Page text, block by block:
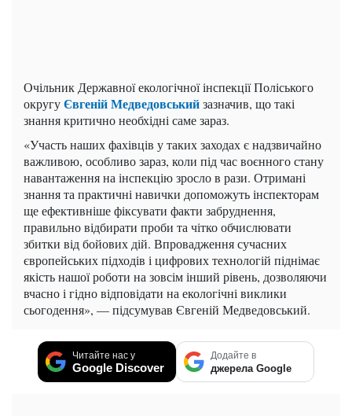
Очільник Державної екологічної інспекції Поліського
округуЄвгеній Медведовськийзазначив, що такі
знання критично необхідні саме зараз.
«Участь наших фахівців у таких заходах є надзвичайно
важливою, особливо зараз, коли під час воєнного стану
навантаження на інспекцію зросло в рази. Отримані
знання та практичні навички допоможуть інспекторам
ще ефективніше фіксувати факти забруднення,
правильно відбирати проби та чітко обчислювати
збитки від бойових дій. Впровадження сучасних
європейських підходів і цифрових технологій піднімає
якість нашої роботи на зовсім інший рівень, дозволяючи
вчасно і гідно відповідати на екологічні виклики
сьогодення», — підсумував Євгеній Медведовський.
Читайте нас у
Google Discover
Додайте в
джерела Google